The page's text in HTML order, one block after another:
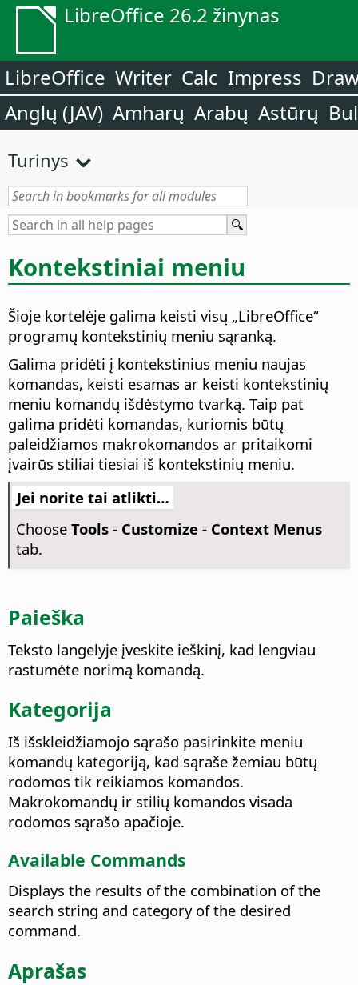
LibreOffice 26.2 žinynas
LibreOffice Writer Calc Impress
Anglų (JAV) Amharų Arabų Astūrų
Turinys
Kontekstiniai meniu
Šioje kortelėje galima keisti visų „LibreOffice“
programų kontekstinių meniu sąranką.
Galima pridėti į kontekstinius meniu naujas
komandas, keisti esamas ar keisti kontekstinių
meniu komandų išdėstymo tvarką. Taip pat
galima pridėti komandas, kuriomis būtų
paleidžiamos makrokomandos ar pritaikomi
įvairūs stiliai tiesiai iš kontekstinių meniu.
Jei norite tai atlikti…
Choose Tools - Customize - Context Menus
tab.
Paieška
Teksto langelyje įveskite ieškinį, kad lengviau
rastumėte norimą komandą.
Kategorija
Iš išskleidžiamojo sąrašo pasirinkite meniu
komandų kategoriją, kad sąraše žemiau būtų
rodomos tik reikiamos komandos.
Makrokomandų ir stilių komandos visada
rodomos sąrašo apačioje.
Available Commands
Displays the results of the combination of the
search string and category of the desired
command.
Aprašas